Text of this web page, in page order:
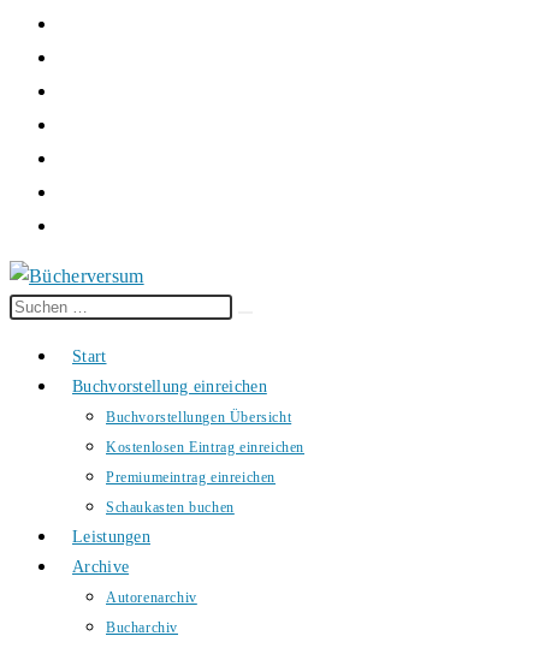
Diese
durchsuchen
Start
Buchvorstellung einreichen
Buchvorstellungen Übersicht
Kostenlosen Eintrag einreichen
Premiumeintrag einreichen
Schaukasten buchen
Leistungen
Archive
Autorenarchiv
Bucharchiv